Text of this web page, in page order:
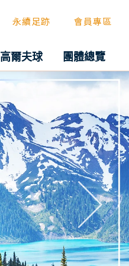
永續足跡 會員專區
高爾夫球 團體總覽
往後